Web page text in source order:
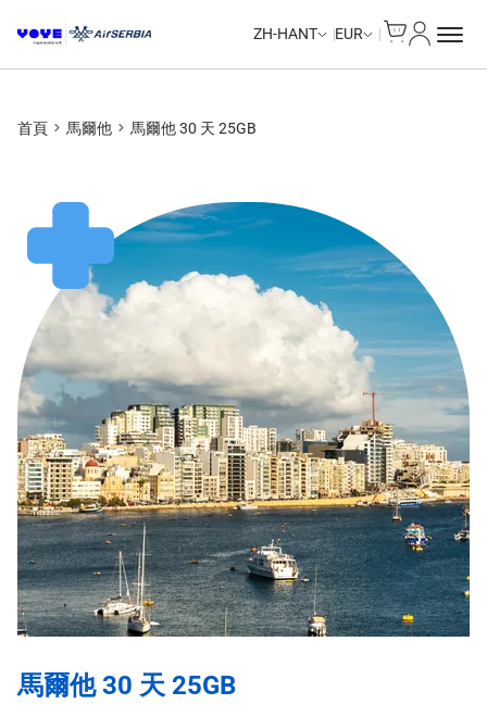
ZH-HANT EUR
首頁 馬爾他 馬爾他 30 天 25GB
馬爾他 30 天 25GB